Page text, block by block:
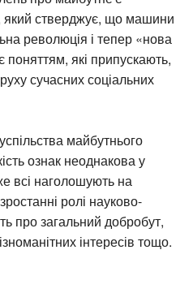
який стверджує, що машини
революція і тепер «нова
поняттям, які припускають,
сучасних соціальних
майбутнього
ознак неоднакова у
всі наголошують на
ролі науково-
про загальний добробут,
інтересів тощо.